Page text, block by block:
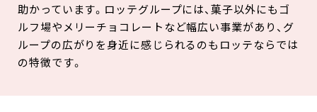
助かっています。ロッテグループには、菓子以外にもゴ
ルフ場やメリーチョコレートなど幅広い事業があり、グ
ループの広がりを身近に感じられるのもロッテならでは
の特徴です。